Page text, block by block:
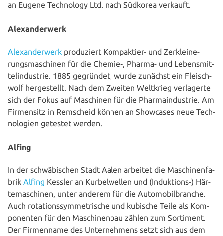
an Eugene Tech­no­lo­gy Ltd. nach Südkorea verkauft.
Alexanderwerk
Alex­an­der­werk pro­du­ziert Kom­pak­tier- und Zer­klei­ne­
rungs­ma­schi­nen für die Chemie‑, Pharma- und Lebens­mit­
tel­in­dus­trie. 1885 gegründet, wurde zunächst ein Fleisch­
wolf her­ge­stellt. Nach dem Zweiten Weltkrieg ver­la­ger­te
sich der Fokus auf Maschinen für die Phar­ma­in­dus­trie. Am
Fir­men­sitz in Remscheid können an Showcases neue Tech­
no­lo­gien getestet werden.
Alfing
In der schwä­bi­schen Stadt Aalen arbeitet die Maschi­nen­fa­
brik Alfing Kessler an Kur­bel­wel­len und (Induk­ti­ons-) Här­
te­ma­schi­nen, unter anderem für die Auto­mo­bil­bran­che.
Auch rota­ti­ons­sym­me­tri­sche und kubische Teile als Kom­
po­nen­ten für den Maschi­nen­bau zählen zum Sortiment.
Der Fir­men­na­me des Unter­neh­mens setzt sich aus dem